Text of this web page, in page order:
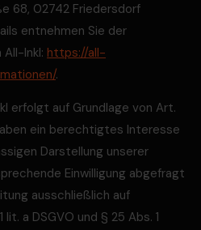
68, 02742 Friedersdorf
entnehmen Sie der
Inkl: https://all-
.
erfolgt auf Grundlage von Art.
ein berechtigtes Interesse
Darstellung unserer
Einwilligung abgefragt
ausschließlich auf
a DSGVO und § 25 Abs. 1